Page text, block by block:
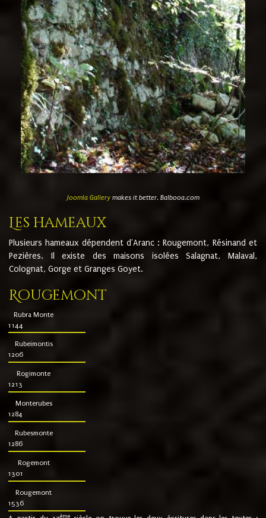
Joomla Gallerymakes it better. Balbooa.com
Les hameaux
Plusieurs hameaux dépendent d'Aranc : Rougemont, Résinand et
Pezières. Il existe des maisons isolées Salagnat, Malaval,
Colognat, Gorge et Granges Goyet.
Rougemont
Rubra Monte
1144
Rubeimontis
1206
Rogimonte
1213
Monterubes
1284
Rubesmonte
1286
Rogemont
1301
Rougemont
1536
ème